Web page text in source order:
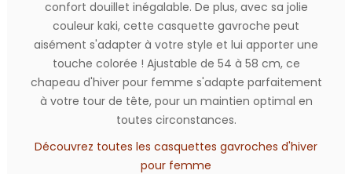
confort douillet inégalable. De plus, avec sa jolie
couleur kaki, cette casquette gavroche peut
aisément s'adapter à votre style et lui apporter une
touche colorée ! Ajustable de 54 à 58 cm, ce
chapeau d'hiver pour femme s'adapte parfaitement
à votre tour de tête, pour un maintien optimal en
toutes circonstances.
Découvrez toutes les casquettes gavroches d'hiver
pour femme